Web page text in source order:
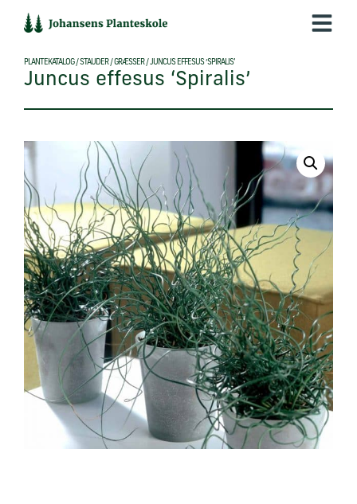
indholdet
PLANTEKATALOG/STAUDER/GRÆSSER/JUNCUS EFFESUS ‘SPIRALIS’
Juncus effesus ‘Spiralis’